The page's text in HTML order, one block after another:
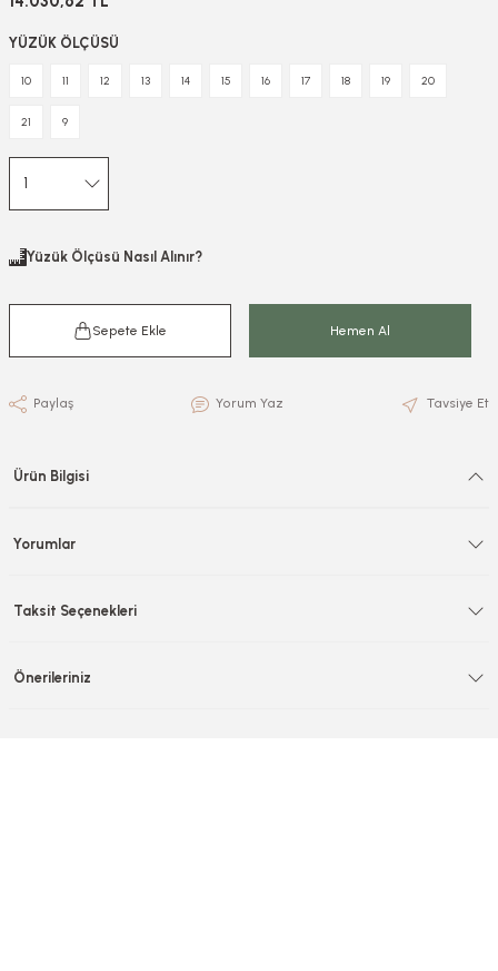
YÜZÜK ÖLÇÜSÜ
10 11 12 13 14 15 16 17 18 19 20
21 9
Yüzük Ölçüsü Nasıl Alınır?
Sepete Ekle Hemen Al
Yorum Yaz Tavsiye Et
Paylaş
Ürün Bilgisi
Yorumlar
Taksit Seçenekleri
Önerileriniz